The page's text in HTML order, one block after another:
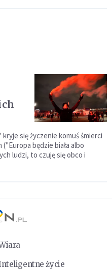
się życzenie komuś śmierci
będzie biała albo
ludzi, to czuję się obco i
życie